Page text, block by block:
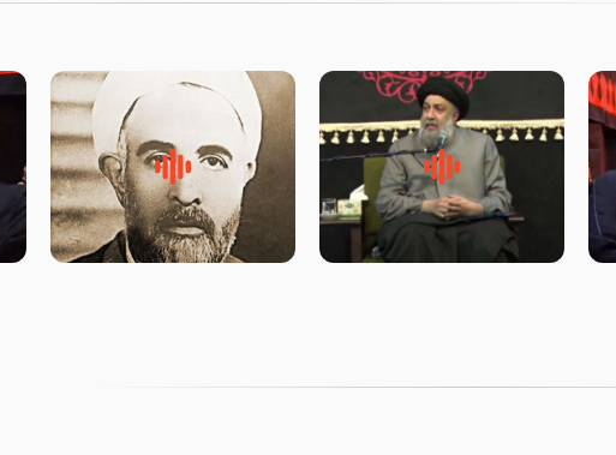
لقب حضرت رقیه سلام الله علیها
به چه معناست – حجت الاسلام
روضه‌ی مجلس یزید ملعون و
اسارت اهل‌بیت علیهم‌السلام –